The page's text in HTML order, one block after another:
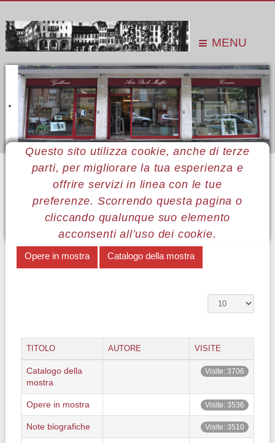
MENU
Questo sito utilizza cookie, anche di terze
parti, per migliorare la tua esperienza e
offrire servizi in linea con le tue
preferenze. Scorrendo questa pagina o
cliccando qualunque suo elemento
acconsenti all’uso dei cookie.
Sei qui: Home Le mostre Mostre 2020 Rosa Pereira
MENÙ ROSA PEREIRA
Note biografiche
Opere in mostra Catalogo della mostra
TITOLO AUTORE VISITE
Catalogo della
mostra
Visite: 3706
Opere in mostra Visite: 3536
Note biografiche Visite: 3510